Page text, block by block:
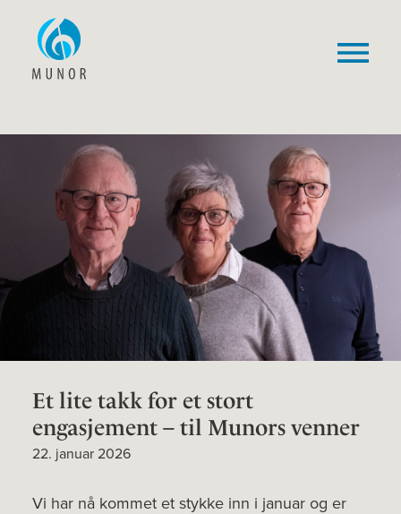
Et lite takk for et stort
engasjement – til Munors venner
22. januar 2026
Vi har nå kommet et stykke inn i januar og er